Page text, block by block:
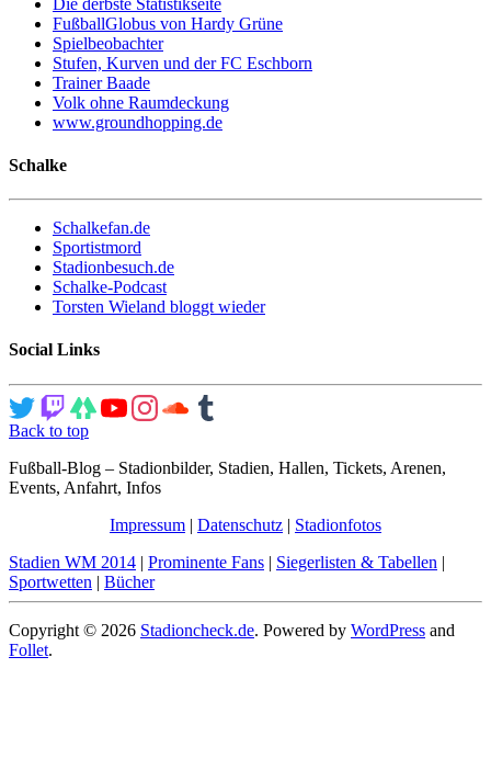
FußballGlobus von Hardy Grüne
Spielbeobachter
Stufen, Kurven und der FC Eschborn
Trainer Baade
Volk ohne Raumdeckung
www.groundhopping.de
Schalke
Schalkefan.de
Sportistmord
Stadionbesuch.de
Schalke-Podcast
Torsten Wieland bloggt wieder
Social Links
Back to top
Fußball-Blog – Stadionbilder, Stadien, Hallen, Tickets, Arenen,
Events, Anfahrt, Infos
Impressum | Datenschutz | Stadionfotos
Stadien WM 2014 | Prominente Fans | Siegerlisten & Tabellen |
Sportwetten | Bücher
Copyright © 2026 Stadioncheck.de. Powered by WordPress and
Follet.